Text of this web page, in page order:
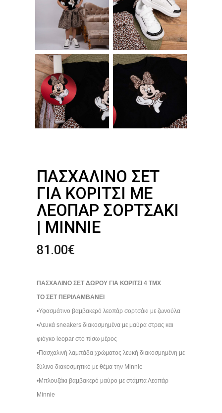
ΠΑΣΧΑΛΙΝΌ ΣΕΤ
ΓΙΑ ΚΟΡΊΤΣΙ ΜΕ
ΛΕΟΠΆΡ ΣΟΡΤΣΆΚΙ
| MINNIE
81.00€
ΠΑΣΧΑΛΙΝΟ ΣΕΤ ΔΩΡΟΥ ΓΙΑ ΚΟΡΙΤΣΙ 4 ΤΜΧ
ΤΟ ΣΕΤ ΠΕΡΙΛΑΜΒΑΝΕΙ
•Υφασμάτινο βαμβακερό λεοπάρ σορτσάκι με ζωνούλα
•Λευκά sneakers διακοσμημένα με μαύρα στρας και
φιόγκο leopar στο πίσω μέρος
•Πασχαλινή λαμπάδα χρώματος λευκή διακοσμημένη με
ξύλινο διακοσμητικό με θέμα την Minnie
•Μπλουζάκι βαμβακερό μαύρο με στάμπα Λεοπάρ
Minnie